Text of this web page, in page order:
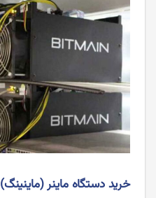
خرید دستگاه ماینر (ماینینگ)